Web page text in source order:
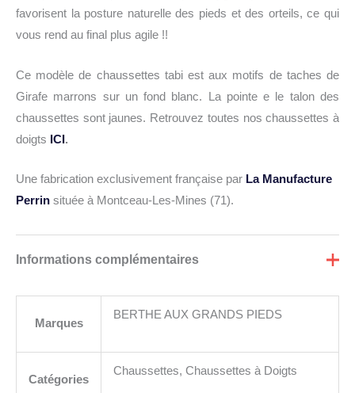
favorisent la posture naturelle des pieds et des orteils, ce qui
vous rend au final plus agile !!
Ce modèle de chaussettes tabi est aux motifs de taches de
Girafe marrons sur un fond blanc. La pointe e le talon des
chaussettes sont jaunes. Retrouvez toutes nos chaussettes à
doigts ICI.
Une fabrication exclusivement française par La Manufacture
Perrin située à Montceau-Les-Mines (71).
Informations complémentaires
Marques
BERTHE AUX GRANDS PIEDS
Catégories
Chaussettes, Chaussettes à Doigts